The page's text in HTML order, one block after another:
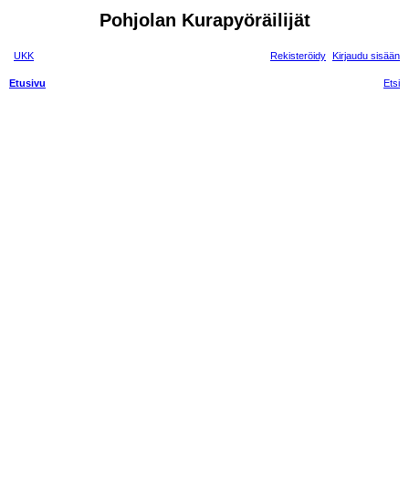
Pohjolan Kurapyöräilijät
UKK Kirjaudu sisään
Rekisteröidy
Etusivu Etsi